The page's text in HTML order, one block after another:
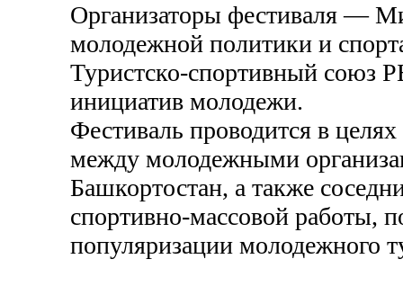
Организаторы фестиваля —
молодежной политики и
Туристско-спортивный союз
инициатив молодежи.
Фестиваль проводится в
между молодежными
Башкортостан, а также
спортивно-массовой работы,
популяризации молодежного